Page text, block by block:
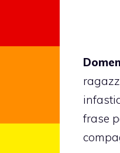
frase